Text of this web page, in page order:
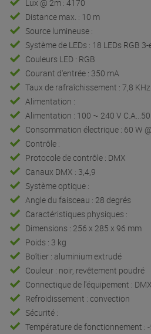
Lux @ 2m : 4170
Distance max. : 10 m
Source lumineuse :
Système de LEDs : 18 LEDs RGB
Couleurs LED : RGB
Courant d'entrée : 350 mA
Taux de rafraîchissement : 7,8 KHz
Alimentation :
Alimentation : 100 ~ 240 V
Consommation électrique : 60 W
Contrôle :
Protocole de contrôle : DMX
Canaux DMX : 3,4,9
Système optique :
Angle du faisceau : 28 degrés
Caractéristiques physiques :
Dimensions : 256 x 285 x 96 mm
Poids : 3 kg
Boîtier : aluminium extrudé
Couleur : noir, revêtement poudré
Connectique de l'équipement :
Refroidissement : convection
Sécurité :
Température de fonctionnement :